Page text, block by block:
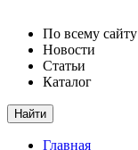
По всему сайту
Новости
Статьи
Каталог
Найти
Главная